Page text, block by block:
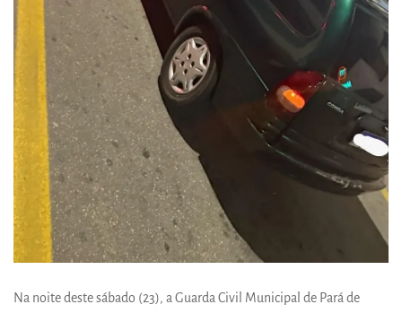
Na noite deste sábado (23), a Guarda Civil Municipal de Pará de